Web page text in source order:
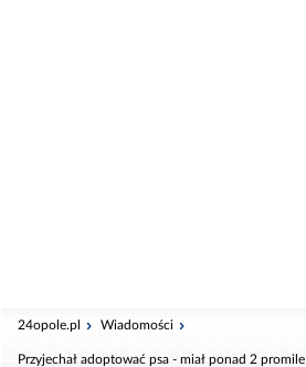
24opole.pl Wiadomości
Przyjechał adoptować psa - miał ponad 2 promile